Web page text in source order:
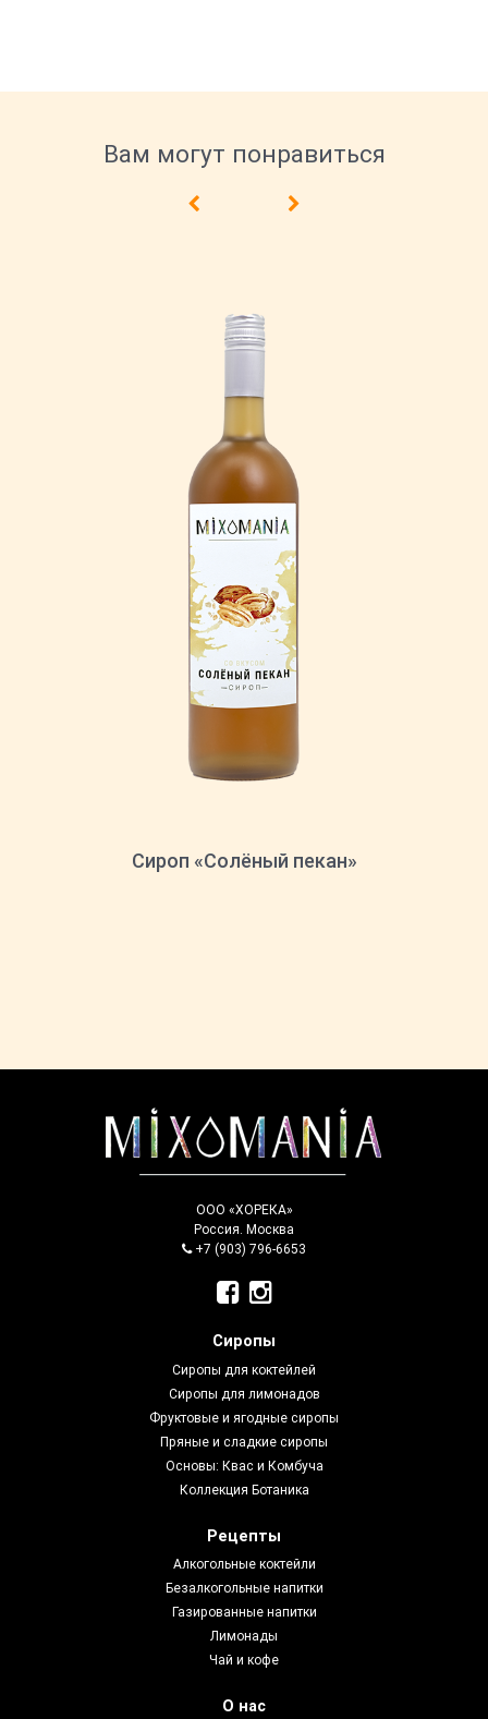
Вам могут понравиться
Сироп «Солёный пекан»
ООО «ХОРЕКА»
Россия. Москва
+7 (903) 796-6653
Сиропы
Сиропы для коктейлей
Сиропы для лимонадов
Фруктовые и ягодные сиропы
Пряные и сладкие сиропы
Основы: Квас и Комбуча
Коллекция Ботаника
Рецепты
Алкогольные коктейли
Безалкогольные напитки
Газированные напитки
Лимонады
Чай и кофе
О нас